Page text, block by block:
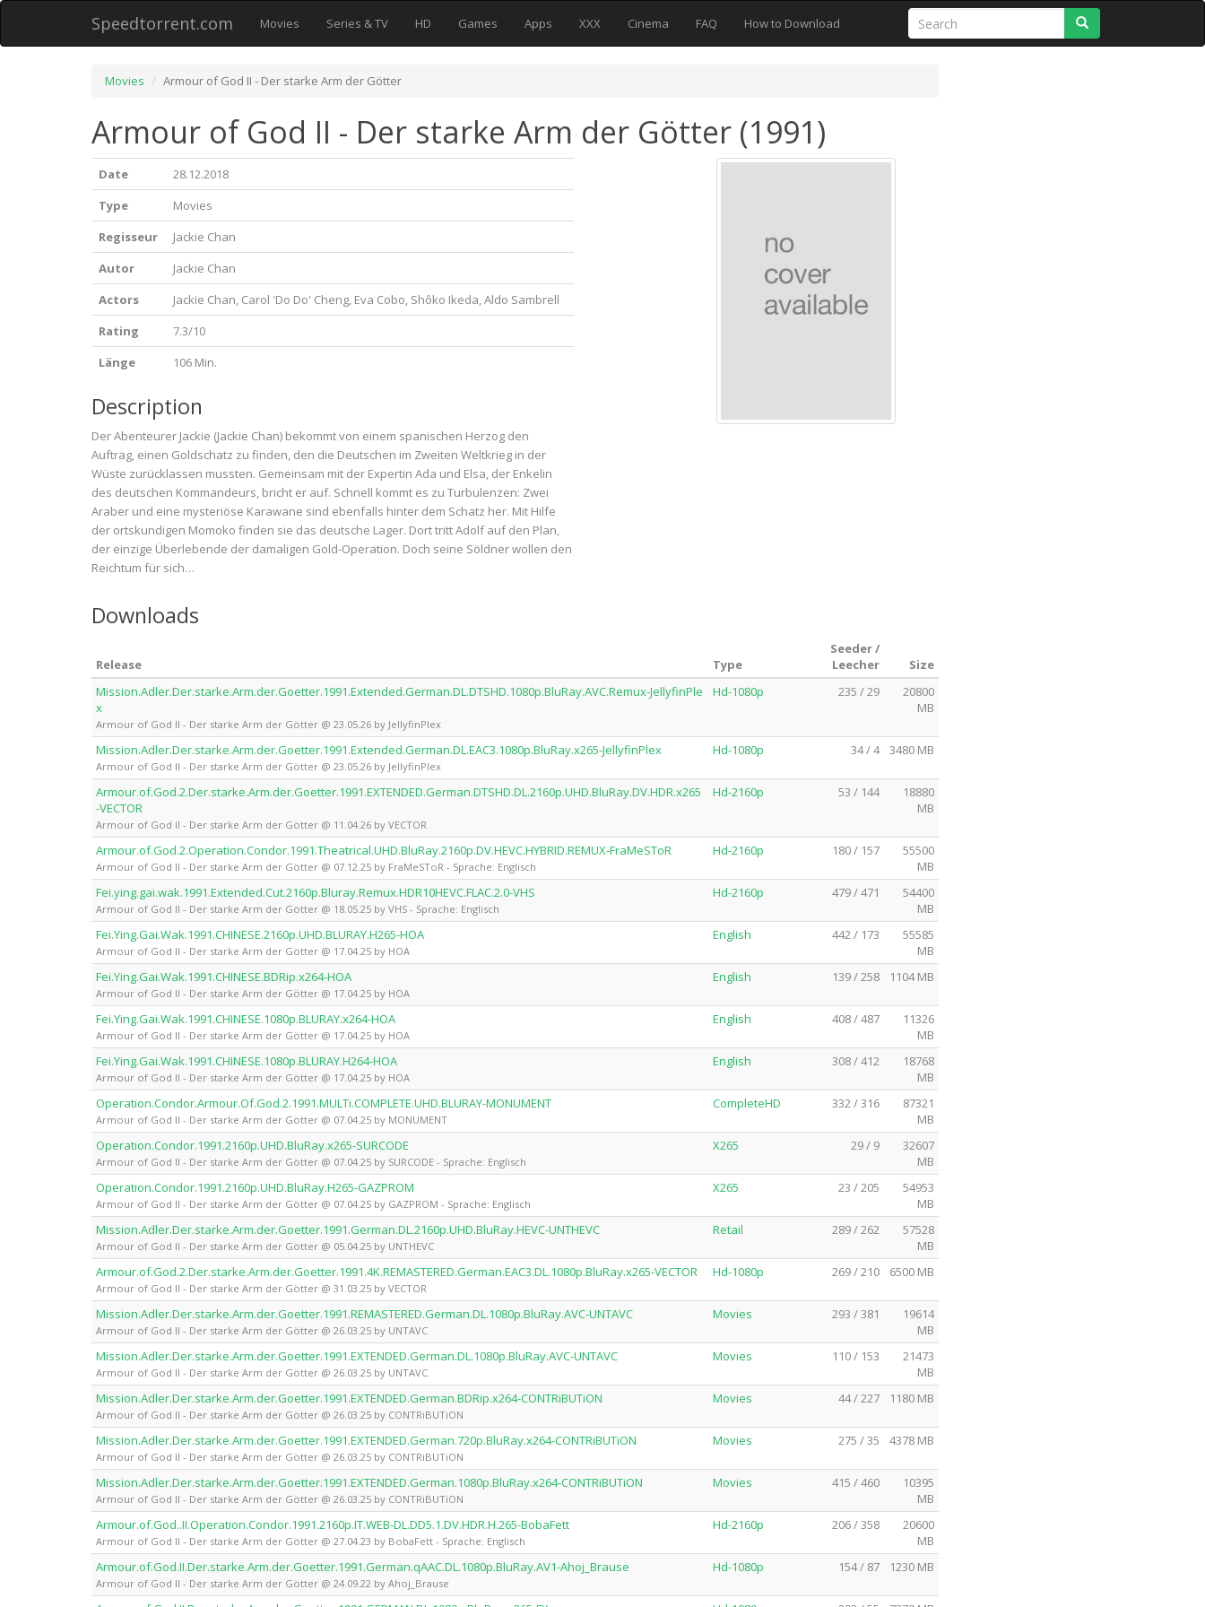
Speedtorrent.com Movies Series & TV HD Games Apps XXX Cinema FAQ How to Download
Movies Armour of God II - Der starke Arm der Götter
Armour of God II - Der starke Arm der Götter (1991)
Date
28.12.2018
Type
Movies
Regisseur
Jackie Chan
Autor
Jackie Chan
Actors
Jackie Chan, Carol 'Do Do' Cheng, Eva Cobo, Shôko Ikeda, Aldo Sambrell
Rating
7.3/10
Länge
106 Min.
Description
Der Abenteurer Jackie (Jackie Chan) bekommt von einem spanischen Herzog den
Auftrag, einen Goldschatz zu finden, den die Deutschen im Zweiten Weltkrieg in der
Wüste zurücklassen mussten. Gemeinsam mit der Expertin Ada und Elsa, der Enkelin
des deutschen Kommandeurs, bricht er auf. Schnell kommt es zu Turbulenzen: Zwei
Araber und eine mysteriöse Karawane sind ebenfalls hinter dem Schatz her. Mit Hilfe
der ortskundigen Momoko finden sie das deutsche Lager. Dort tritt Adolf auf den Plan,
der einzige Überlebende der damaligen Gold-Operation. Doch seine Söldner wollen den
Reichtum für sich…
Downloads
Release Type
Seeder /
Leecher
Size
Mission.Adler.Der.starke.Arm.der.Goetter.1991.Extended.German.DL.DTSHD.1080p.BluRay.AVC.Remux-JellyfinPle
x
Armour of God II - Der starke Arm der Götter @ 23.05.26 by JellyfinPlex
Hd-1080p 235 / 29
20800
MB
Mission.Adler.Der.starke.Arm.der.Goetter.1991.Extended.German.DL.EAC3.1080p.BluRay.x265-JellyfinPlex
Armour of God II - Der starke Arm der Götter @ 23.05.26 by JellyfinPlex
Hd-1080p 34 / 4 3480 MB
Armour.of.God.2.Der.starke.Arm.der.Goetter.1991.EXTENDED.German.DTSHD.DL.2160p.UHD.BluRay.DV.HDR.x265
-VECTOR
Armour of God II - Der starke Arm der Götter @ 11.04.26 by VECTOR
Hd-2160p 53 / 144
18880
MB
Armour.of.God.2.Operation.Condor.1991.Theatrical.UHD.BluRay.2160p.DV.HEVC.HYBRID.REMUX-FraMeSToR
Armour of God II - Der starke Arm der Götter @ 07.12.25 by FraMeSToR - Sprache: Englisch
Hd-2160p 180 / 157
55500
MB
Fei.ying.gai.wak.1991.Extended.Cut.2160p.Bluray.Remux.HDR10HEVC.FLAC.2.0-VHS
Armour of God II - Der starke Arm der Götter @ 18.05.25 by VHS - Sprache: Englisch
Hd-2160p 479 / 471
54400
MB
Fei.Ying.Gai.Wak.1991.CHINESE.2160p.UHD.BLURAY.H265-HOA
Armour of God II - Der starke Arm der Götter @ 17.04.25 by HOA
English 442 / 173
55585
MB
Fei.Ying.Gai.Wak.1991.CHINESE.BDRip.x264-HOA
Armour of God II - Der starke Arm der Götter @ 17.04.25 by HOA
English 139 / 258 1104 MB
Fei.Ying.Gai.Wak.1991.CHINESE.1080p.BLURAY.x264-HOA
Armour of God II - Der starke Arm der Götter @ 17.04.25 by HOA
English 408 / 487
11326
MB
Fei.Ying.Gai.Wak.1991.CHINESE.1080p.BLURAY.H264-HOA
Armour of God II - Der starke Arm der Götter @ 17.04.25 by HOA
English 308 / 412
18768
MB
Operation.Condor.Armour.Of.God.2.1991.MULTi.COMPLETE.UHD.BLURAY-MONUMENT
Armour of God II - Der starke Arm der Götter @ 07.04.25 by MONUMENT
CompleteHD 332 / 316
87321
MB
Operation.Condor.1991.2160p.UHD.BluRay.x265-SURCODE
Armour of God II - Der starke Arm der Götter @ 07.04.25 by SURCODE - Sprache: Englisch
X265 29 / 9
32607
MB
Operation.Condor.1991.2160p.UHD.BluRay.H265-GAZPROM
Armour of God II - Der starke Arm der Götter @ 07.04.25 by GAZPROM - Sprache: Englisch
X265 23 / 205
54953
MB
Mission.Adler.Der.starke.Arm.der.Goetter.1991.German.DL.2160p.UHD.BluRay.HEVC-UNTHEVC
Armour of God II - Der starke Arm der Götter @ 05.04.25 by UNTHEVC
Retail 289 / 262
57528
MB
Armour.of.God.2.Der.starke.Arm.der.Goetter.1991.4K.REMASTERED.German.EAC3.DL.1080p.BluRay.x265-VECTOR
Armour of God II - Der starke Arm der Götter @ 31.03.25 by VECTOR
Hd-1080p 269 / 210 6500 MB
Mission.Adler.Der.starke.Arm.der.Goetter.1991.REMASTERED.German.DL.1080p.BluRay.AVC-UNTAVC
Armour of God II - Der starke Arm der Götter @ 26.03.25 by UNTAVC
Movies 293 / 381
19614
MB
Mission.Adler.Der.starke.Arm.der.Goetter.1991.EXTENDED.German.DL.1080p.BluRay.AVC-UNTAVC
Armour of God II - Der starke Arm der Götter @ 26.03.25 by UNTAVC
Movies 110 / 153
21473
MB
Mission.Adler.Der.starke.Arm.der.Goetter.1991.EXTENDED.German.BDRip.x264-CONTRiBUTiON
Armour of God II - Der starke Arm der Götter @ 26.03.25 by CONTRiBUTiON
Movies 44 / 227 1180 MB
Mission.Adler.Der.starke.Arm.der.Goetter.1991.EXTENDED.German.720p.BluRay.x264-CONTRiBUTiON
Armour of God II - Der starke Arm der Götter @ 26.03.25 by CONTRiBUTiON
Movies 275 / 35 4378 MB
Mission.Adler.Der.starke.Arm.der.Goetter.1991.EXTENDED.German.1080p.BluRay.x264-CONTRiBUTiON
Armour of God II - Der starke Arm der Götter @ 26.03.25 by CONTRiBUTiON
Movies 415 / 460
10395
MB
Armour.of.God..II.Operation.Condor.1991.2160p.IT.WEB-DL.DD5.1.DV.HDR.H.265-BobaFett
Armour of God II - Der starke Arm der Götter @ 27.04.23 by BobaFett - Sprache: Englisch
Hd-2160p 206 / 358
20600
MB
Armour.of.God.II.Der.starke.Arm.der.Goetter.1991.German.qAAC.DL.1080p.BluRay.AV1-Ahoj_Brause
Armour of God II - Der starke Arm der Götter @ 24.09.22 by Ahoj_Brause
Hd-1080p 154 / 87 1230 MB